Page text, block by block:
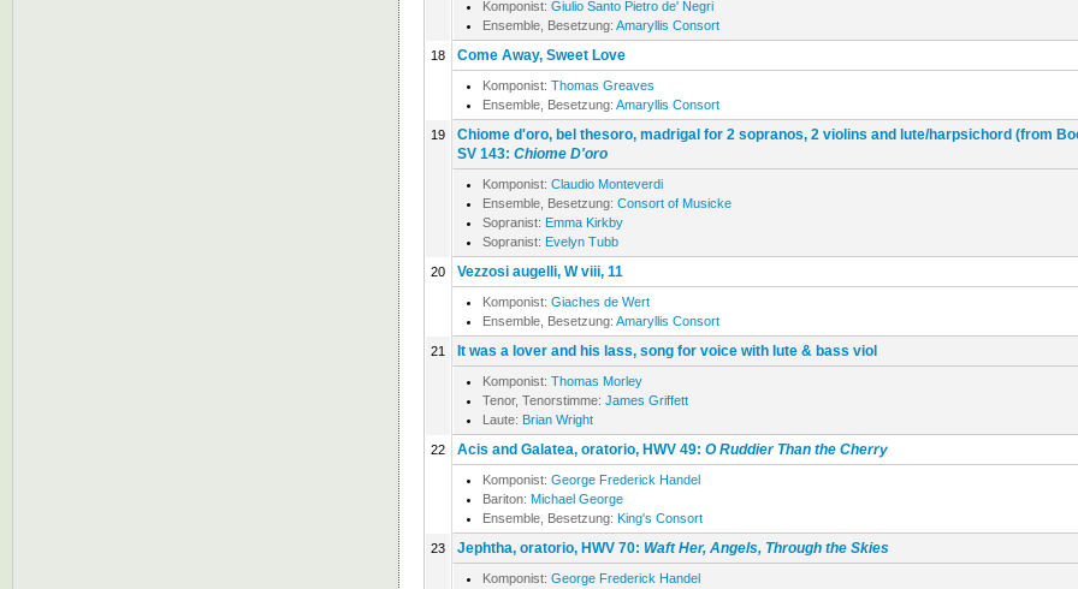
Komponist: Giulio Santo Pietro de' Negri
Ensemble, Besetzung: Amaryllis Consort
18 Come Away, Sweet Love
Komponist: Thomas Greaves
Ensemble, Besetzung: Amaryllis Consort
19
Chiome d'oro, bel thesoro, madrigal for 2 sopranos, 2 violins and lute/harpsichord (from
SV 143: Chiome D'oro
Komponist: Claudio Monteverdi
Ensemble, Besetzung: Consort of Musicke
Sopranist: Emma Kirkby
Sopranist: Evelyn Tubb
20 Vezzosi augelli, W viii, 11
Komponist: Giaches de Wert
Ensemble, Besetzung: Amaryllis Consort
21 It was a lover and his lass, song for voice with lute & bass viol
Komponist: Thomas Morley
Tenor, Tenorstimme: James Griffett
Laute: Brian Wright
22 Acis and Galatea, oratorio, HWV 49: O Ruddier Than the Cherry
Komponist: George Frederick Handel
Bariton: Michael George
Ensemble, Besetzung: King's Consort
23 Jephtha, oratorio, HWV 70: Waft Her, Angels, Through the Skies
Komponist: George Frederick Handel